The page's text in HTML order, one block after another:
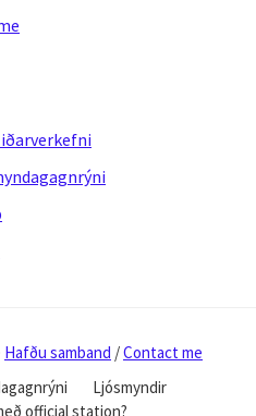
Hafðu samband /Contact me
Ljósmyndir
official station?